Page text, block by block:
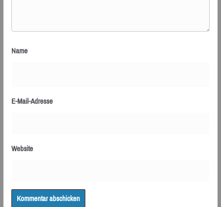
Name
E-Mail-Adresse
Website